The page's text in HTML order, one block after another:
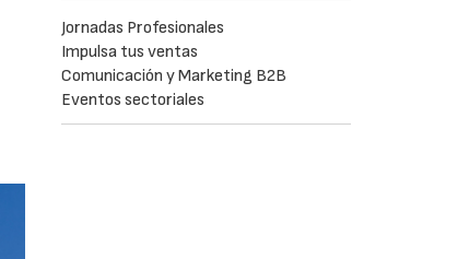
Jornadas Profesionales
Impulsa tus ventas
Comunicación y Marketing B2B
Eventos sectoriales